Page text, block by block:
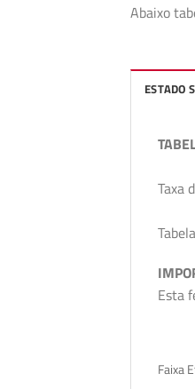
Abaixo
ESTADO
Taxa
Esta
Faixa